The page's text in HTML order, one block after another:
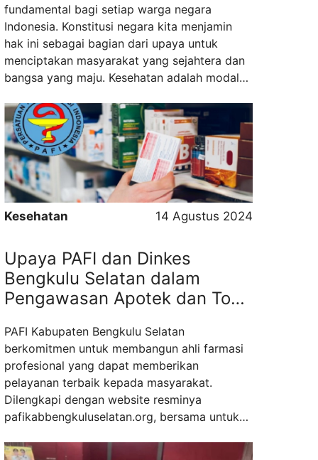
fundamental bagi setiap warga negara
Indonesia. Konstitusi negara kita menjamin
hak ini sebagai bagian dari upaya untuk
menciptakan masyarakat yang sejahtera dan
bangsa yang maju. Kesehatan adalah modal
secara optimal dalam kehidupan sosial dan
ekonomi. Oleh karena itu, akses ke layanan
kesehatan yang berkualitas harus ...Read
more
Kesehatan 14 Agustus 2024
Upaya PAFI dan Dinkes
Bengkulu Selatan dalam
Pengawasan Apotek dan Toko
PAFI Kabupaten Bengkulu Selatan
berkomitmen untuk membangun ahli farmasi
profesional yang dapat memberikan
pelayanan terbaik kepada masyarakat.
Dilengkapi dengan website resminya
pafikabbengkuluselatan.org, bersama untuk
organisasi profesional ini. Sejarah Tentang